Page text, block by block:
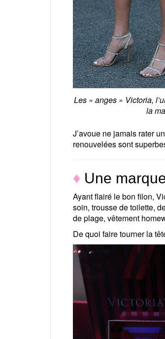
Les « anges » Victoria,
la
J’avoue ne jamais rater
renouvelées sont
♦ Une
Ayant flairé le bon filon,
soin, trousse de toilette,
de plage, vêtement
De quoi faire tourner la